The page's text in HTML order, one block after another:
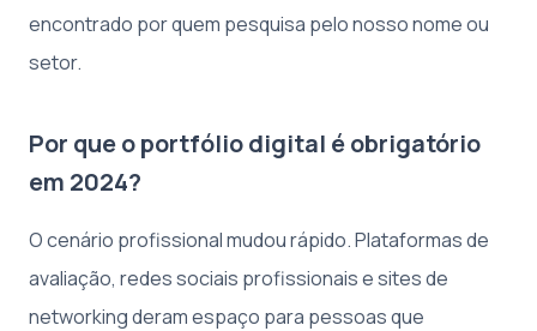
encontrado por quem pesquisa pelo nosso nome ou
setor.
Por que o portfólio digital é obrigatório
em 2024?
O cenário profissional mudou rápido. Plataformas de
avaliação, redes sociais profissionais e sites de
networking deram espaço para pessoas que